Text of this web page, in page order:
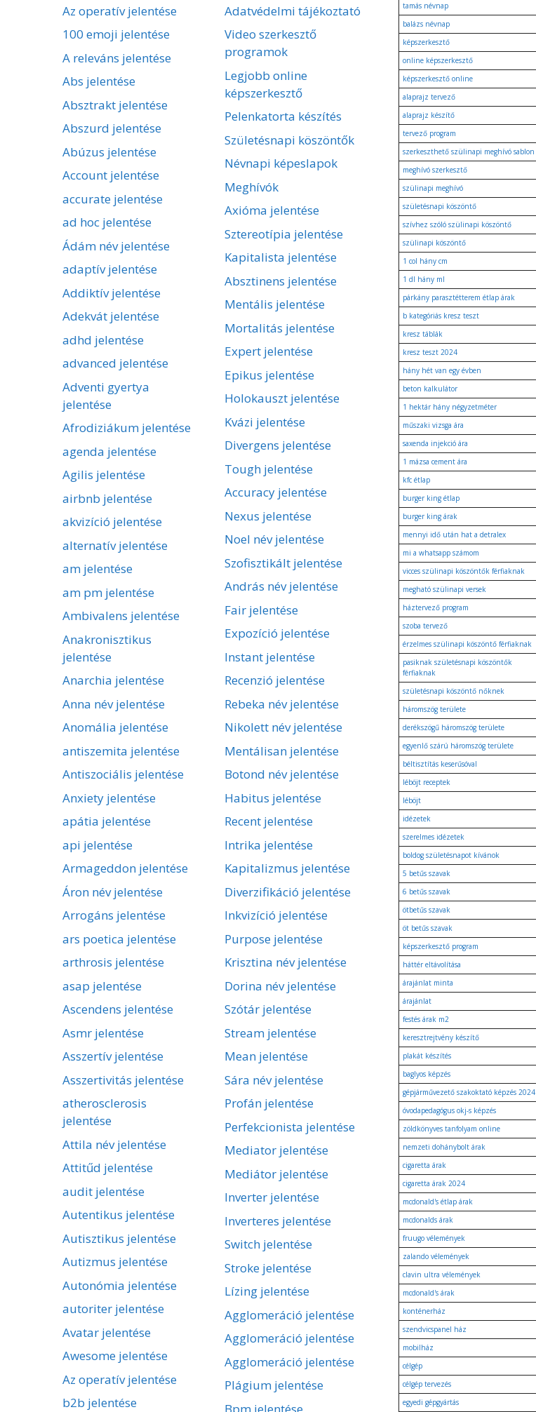
Az operatív jelentése
100 emoji jelentése
A releváns jelentése
Abs jelentése
Absztrakt jelentése
Abszurd jelentése
Abúzus jelentése
Account jelentése
accurate jelentése
ad hoc jelentése
Ádám név jelentése
adaptív jelentése
Addiktív jelentése
Adekvát jelentése
adhd jelentése
advanced jelentése
Adventi gyertya
jelentése
Afrodiziákum jelentése
agenda jelentése
Agilis jelentése
airbnb jelentése
akvizíció jelentése
alternatív jelentése
am jelentése
am pm jelentése
Ambivalens jelentése
Anakronisztikus
jelentése
Anarchia jelentése
Anna név jelentése
Anomália jelentése
antiszemita jelentése
Antiszociális jelentése
Anxiety jelentése
apátia jelentése
api jelentése
Armageddon jelentése
Áron név jelentése
Arrogáns jelentése
ars poetica jelentése
arthrosis jelentése
asap jelentése
Ascendens jelentése
Asmr jelentése
Asszertív jelentése
Asszertivitás jelentése
atherosclerosis
jelentése
Attila név jelentése
Attitűd jelentése
audit jelentése
Autentikus jelentése
Autisztikus jelentése
Autizmus jelentése
Autonómia jelentése
autoriter jelentése
Avatar jelentése
Awesome jelentése
Az operatív jelentése
b2b jelentése
Adatvédelmi tájékoztató
Video szerkesztő
programok
Legjobb online
képszerkesztő
Pelenkatorta készítés
Születésnapi köszöntők
Névnapi képeslapok
Meghívók
Axióma jelentése
Sztereotípia jelentése
Kapitalista jelentése
Absztinens jelentése
Mentális jelentése
Mortalitás jelentése
Expert jelentése
Epikus jelentése
Holokauszt jelentése
Kvázi jelentése
Divergens jelentése
Tough jelentése
Accuracy jelentése
Nexus jelentése
Noel név jelentése
Szofisztikált jelentése
András név jelentése
Fair jelentése
Expozíció jelentése
Instant jelentése
Recenzió jelentése
Rebeka név jelentése
Nikolett név jelentése
Mentálisan jelentése
Botond név jelentése
Habitus jelentése
Recent jelentése
Intrika jelentése
Kapitalizmus jelentése
Diverzifikáció jelentése
Inkvizíció jelentése
Purpose jelentése
Krisztina név jelentése
Dorina név jelentése
Szótár jelentése
Stream jelentése
Mean jelentése
Sára név jelentése
Profán jelentése
Perfekcionista jelentése
Mediator jelentése
Mediátor jelentése
Inverter jelentése
Inverteres jelentése
Switch jelentése
Stroke jelentése
Lízing jelentése
Agglomeráció jelentése
Agglomeráció jelentése
Agglomeráció jelentése
Plágium jelentése
Bpm jelentése
tamás névnap
balázs névnap
képszerkesztő
online képszerkesztő
képszerkesztő online
alaprajz tervező
alaprajz készítő
tervező program
szerkeszthető szülinapi meghívó sablon
meghívó szerkesztő
szülinapi meghívó
születésnapi köszöntő
szívhez szóló szülinapi köszöntő
szülinapi köszöntő
1 col hány cm
1 dl hány ml
párkány parasztétterem étlap árak
b kategóriás kresz teszt
kresz táblák
kresz teszt 2024
hány hét van egy évben
beton kalkulátor
1 hektár hány négyzetméter
műszaki vizsga ára
saxenda injekció ára
1 mázsa cement ára
kfc étlap
burger king étlap
burger king árak
mennyi idő után hat a detralex
mi a whatsapp számom
vicces szülinapi köszöntők férfiaknak
megható szülinapi versek
háztervező program
szoba tervező
érzelmes szülinapi köszöntő férfiaknak
pasiknak születésnapi köszöntők
férfiaknak
születésnapi köszöntő nőknek
háromszög területe
derékszögű háromszög területe
egyenlő szárú háromszög területe
béltisztítás keserűsóval
léböjt receptek
léböjt
idézetek
szerelmes idézetek
boldog születésnapot kívánok
5 betűs szavak
6 betűs szavak
ötbetűs szavak
öt betűs szavak
képszerkesztő program
háttér eltávolítása
árajánlat minta
árajánlat
festés árak m2
keresztrejtvény készítő
plakát készítés
baglyos képzés
gépjárművezető szakoktató képzés 2024
óvodapedagógus okj-s képzés
zöldkönyves tanfolyam online
nemzeti dohánybolt árak
cigaretta árak
cigaretta árak 2024
mcdonald's étlap árak
mcdonalds árak
fruugo vélemények
zalando vélemények
clavin ultra vélemények
mcdonald's árak
konténerház
szendvicspanel ház
mobilház
célgép
célgép tervezés
egyedi gépgyártás